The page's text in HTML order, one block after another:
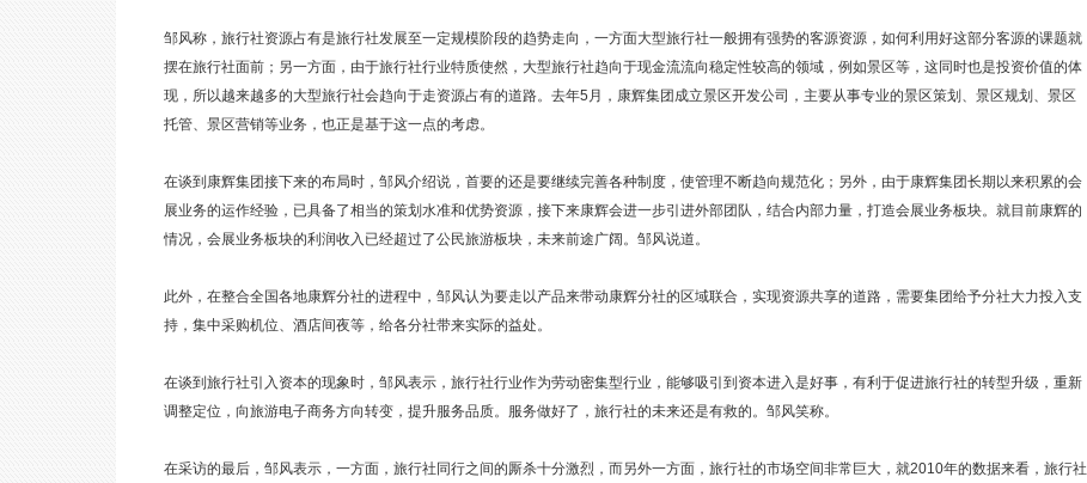
邹风称，旅行社资源占有是旅行社发展至一定规模阶段的趋势走向，一方面大型旅行社一般拥有强势的客源资源，如何利用好这部分客源的课题就
摆在旅行社面前；另一方面，由于旅行社行业特质使然，大型旅行社趋向于现金流流向稳定性较高的领域，例如景区等，这同时也是投资价值的体
现，所以越来越多的大型旅行社会趋向于走资源占有的道路。去年5月，康辉集团成立景区开发公司，主要从事专业的景区策划、景区规划、景区
托管、景区营销等业务，也正是基于这一点的考虑。
在谈到康辉集团接下来的布局时，邹风介绍说，首要的还是要继续完善各种制度，使管理不断趋向规范化；另外，由于康辉集团长期以来积累的会
展业务的运作经验，已具备了相当的策划水准和优势资源，接下来康辉会进一步引进外部团队，结合内部力量，打造会展业务板块。就目前康辉的
情况，会展业务板块的利润收入已经超过了公民旅游板块，未来前途广阔。邹风说道。
此外，在整合全国各地康辉分社的进程中，邹风认为要走以产品来带动康辉分社的区域联合，实现资源共享的道路，需要集团给予分社大力投入支
持，集中采购机位、酒店间夜等，给各分社带来实际的益处。
在谈到旅行社引入资本的现象时，邹风表示，旅行社行业作为劳动密集型行业，能够吸引到资本进入是好事，有利于促进旅行社的转型升级，重新
调整定位，向旅游电子商务方向转变，提升服务品质。服务做好了，旅行社的未来还是有救的。邹风笑称。
在采访的最后，邹风表示，一方面，旅行社同行之间的厮杀十分激烈，而另外一方面，旅行社的市场空间非常巨大，就2010年的数据来看，旅行社